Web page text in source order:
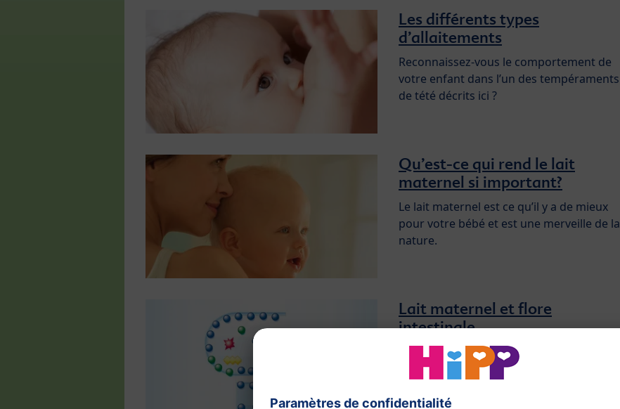
Les différents types
d’allaitements
Reconnaissez-vous le comportement de
votre enfant dans l’un des tempéraments
de tété décrits ici ?
Qu’est-ce qui rend le lait
maternel si important?
Le lait maternel est ce qu’il y a de mieux
pour votre bébé et est une merveille de la
nature.
Lait maternel et flore
intestinale
Animation: Voilà comment agit le lait
maternel dans les intestins…